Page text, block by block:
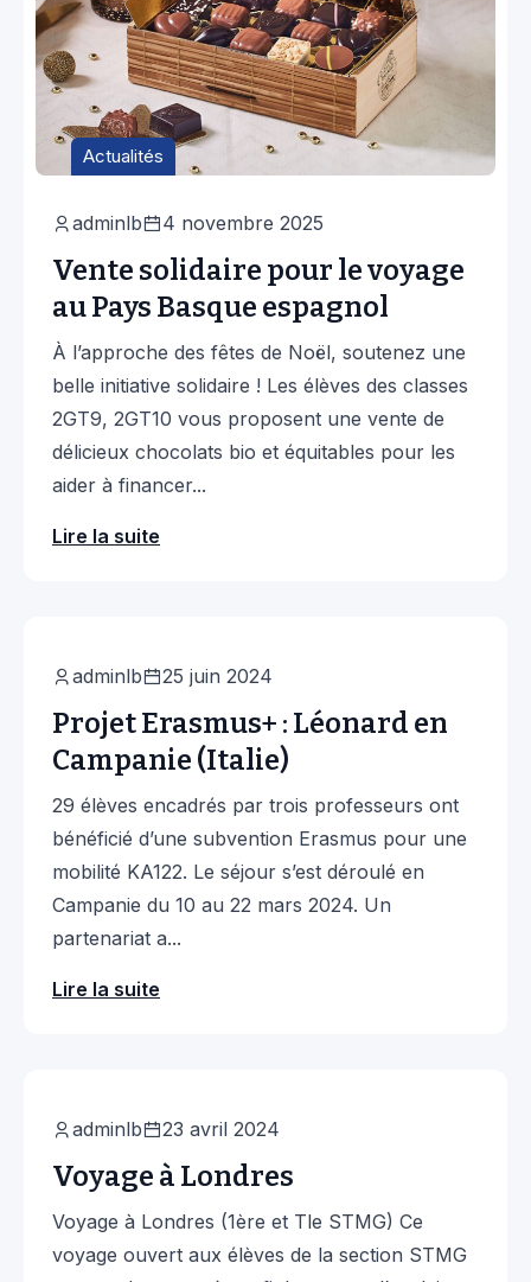
Actualités
adminlb 4 novembre 2025
Vente solidaire pour le voyage
au Pays Basque espagnol
À l’approche des fêtes de Noël, soutenez une
belle initiative solidaire ! Les élèves des classes
2GT9, 2GT10 vous proposent une vente de
délicieux chocolats bio et équitables pour les
aider à financer...
Lire la suite
adminlb 25 juin 2024
Projet Erasmus+ : Léonard en
Campanie (Italie)
29 élèves encadrés par trois professeurs ont
bénéficié d’une subvention Erasmus pour une
mobilité KA122. Le séjour s’est déroulé en
Campanie du 10 au 22 mars 2024. Un
partenariat a...
Lire la suite
adminlb 23 avril 2024
Voyage à Londres
Voyage à Londres (1ère et Tle STMG) Ce
voyage ouvert aux élèves de la section STMG